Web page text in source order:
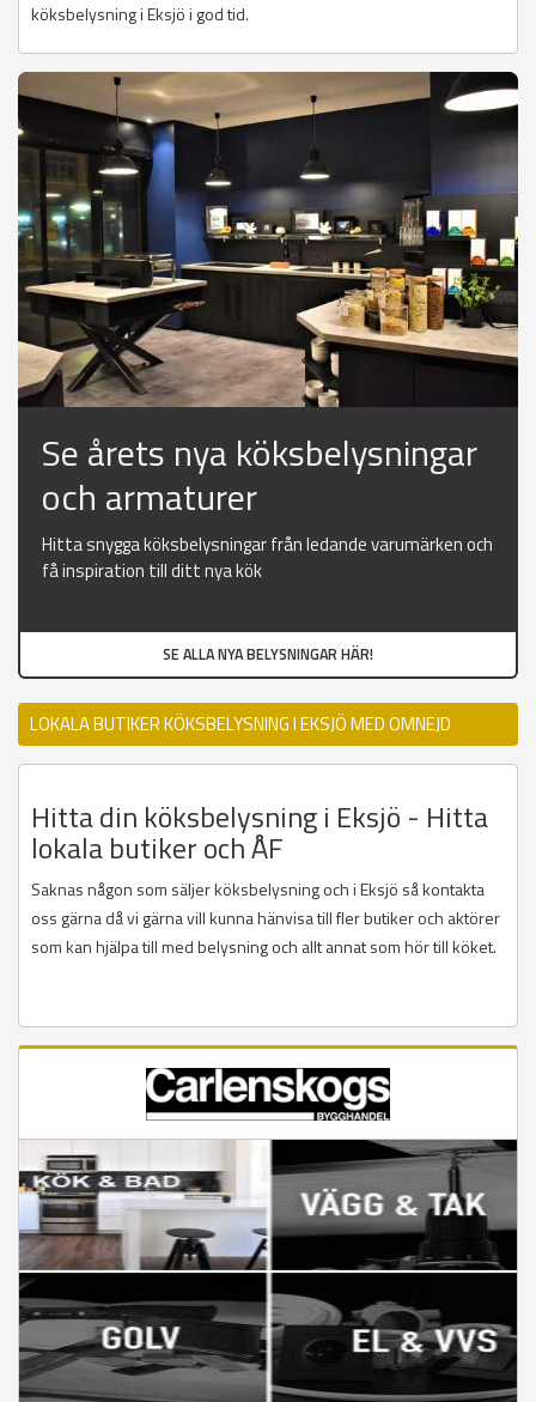
köksbelysning i Eksjö i god tid.
Se årets nya köksbelysningar
och armaturer
Hitta snygga köksbelysningar från ledande varumärken och
få inspiration till ditt nya kök
SE ALLA NYA BELYSNINGAR HÄR!
LOKALA BUTIKER KÖKSBELYSNING I EKSJÖ MED OMNEJD
Hitta din köksbelysning i Eksjö - Hitta
lokala butiker och ÅF
Saknas någon som säljer köksbelysning och i Eksjö så kontakta
oss gärna då vi gärna vill kunna hänvisa till fler butiker och aktörer
som kan hjälpa till med belysning och allt annat som hör till köket.